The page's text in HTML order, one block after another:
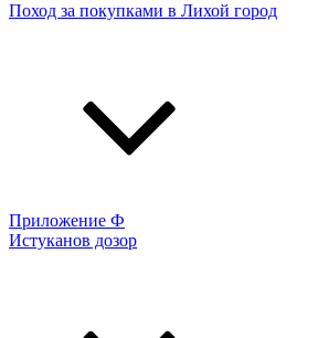
Поход за покупками в Лихой город
Приложение Ф
Истуканов дозор